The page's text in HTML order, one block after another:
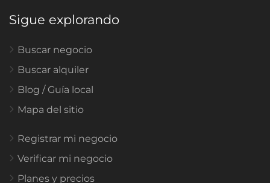
Sigue explorando
Buscar negocio
Buscar alquiler
Blog / Guía local
Mapa del sitio
Registrar mi negocio
Verificar mi negocio
Planes y precios